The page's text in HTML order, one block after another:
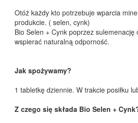
Otóż każdy kto potrzebuje wparcia
produkcie. ( selen, cynk)
Bio Selen + Cynk poprzez sulemenację
wspierać naturalną odporność.
Jak spożywamy?
1 tabletkę dziennie. W trakcie posiłku
Z czego się składa Bio Selen +